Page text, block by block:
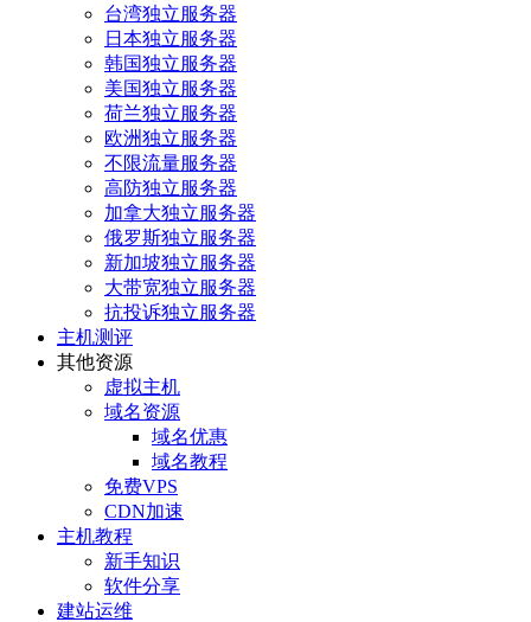
台湾独立服务器
日本独立服务器
韩国独立服务器
美国独立服务器
荷兰独立服务器
欧洲独立服务器
不限流量服务器
高防独立服务器
加拿大独立服务器
俄罗斯独立服务器
新加坡独立服务器
大带宽独立服务器
抗投诉独立服务器
主机测评
其他资源
虚拟主机
域名资源
域名优惠
域名教程
免费VPS
CDN加速
主机教程
新手知识
软件分享
建站运维